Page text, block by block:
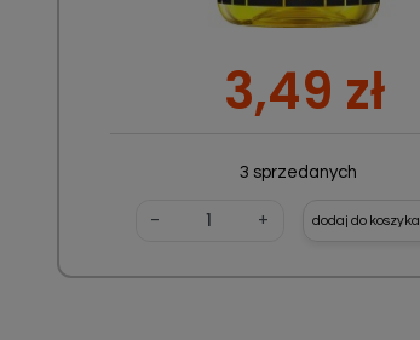
3,49 zł
3 sprzedanych
- + dodaj do koszyka